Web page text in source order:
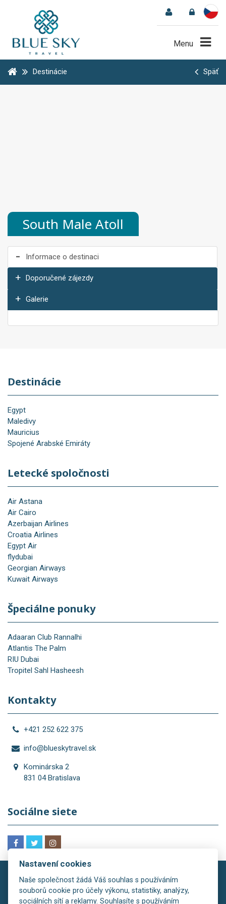
Menu
Destinácie Späť
South Male Atoll
Informace o destinaci
Doporučené zájezdy
Galerie
Destinácie
Egypt
Maledivy
Mauricius
Spojené Arabské Emiráty
Letecké spoločnosti
Air Astana
Air Cairo
Azerbaijan Airlines
Croatia Airlines
Egypt Air
flydubai
Georgian Airways
Kuwait Airways
Špeciálne ponuky
Adaaran Club Rannalhi
Atlantis The Palm
RIU Dubai
Tropitel Sahl Hasheesh
Kontakty
+421 252 622 375
info@blueskytravel.sk
Kominárska 2
831 04 Bratislava
Sociálne siete
Nastavení cookies
Naše společnost žádá Váš souhlas s používáním
souborů cookie pro účely výkonu, statistiky, analýzy,
sociálních sítí a reklamy. Souhlasíte s používáním